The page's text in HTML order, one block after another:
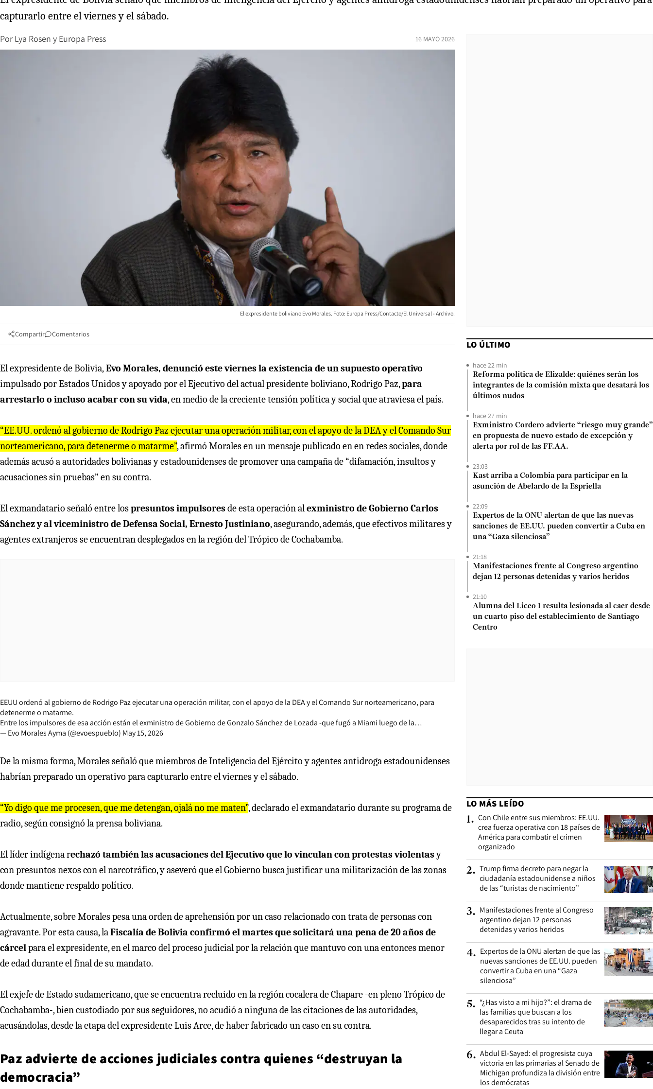
capturarlo entre el viernes y el sábado.
Por Lya Rosen y Europa Press 16 MAYO 2026
El expresidente boliviano Evo Morales. Foto: Europa Press/Contacto/El Universal - Archivo.
Compartir Comentarios
El expresidente de Bolivia,Evo Morales, denunció este viernes la existencia de un supuesto operativo
impulsado por Estados Unidos y apoyado por el Ejecutivo del actual presidente boliviano, Rodrigo Paz,para
arrestarlo o incluso acabar con su vida, en medio de la creciente tensión política y social que atraviesa el país.
“EE.UU. ordenó al gobierno de Rodrigo Paz ejecutar una operación militar, con el apoyo de la DEA y el Comando Sur
norteamericano, para detenerme o matarme”, afirmó Morales en un mensaje publicado en en redes sociales, donde
además acusó a autoridades bolivianas y estadounidenses de promover una campaña de “difamación, insultos y
acusaciones sin pruebas” en su contra.
El exmandatario señaló entre lospresuntos impulsoresde esta operación alexministro de Gobierno Carlos
Sánchez y al viceministro de Defensa Social, Ernesto Justiniano, asegurando, además, que efectivos militares y
agentes extranjeros se encuentran desplegados en la región del Trópico de Cochabamba.
EEUU ordenó al gobierno de Rodrigo Paz ejecutar una operación militar, con el apoyo de la DEA y el Comando Sur norteamericano, para
detenerme o matarme.
Entre los impulsores de esa acción están el exministro de Gobierno de Gonzalo Sánchez de Lozada -que fugó a Miami luego de la…
— Evo Morales Ayma (@evoespueblo) May 15, 2026
De la misma forma, Morales señaló que miembros de Inteligencia del Ejército y agentes antidroga estadounidenses
habrían preparado un operativo para capturarlo entre el viernes y el sábado.
“Yo digo que me procesen, que me detengan, ojalá no me maten”, declarado el exmandatario durante su programa de
radio, según consignó la prensa boliviana.
El líder indígena rechazó también las acusaciones del Ejecutivo que lo vinculan con protestas violentasy
con presuntos nexos con el narcotráfico, y aseveró que el Gobierno busca justificar una militarización de las zonas
donde mantiene respaldo político.
Actualmente, sobre Morales pesa una orden de aprehensión por un caso relacionado con trata de personas con
agravante. Por esta causa, laFiscalía de Bolivia confirmó el martes que solicitará una pena de 20 años de
cárcelpara el expresidente, en el marco del proceso judicial por la relación que mantuvo con una entonces menor
de edad durante el final de su mandato.
El exjefe de Estado sudamericano, que se encuentra recluido en la región cocalera de Chapare -en pleno Trópico de
Cochabamba-, bien custodiado por sus seguidores, no acudió a ninguna de las citaciones de las autoridades,
acusándolas, desde la etapa del expresidente Luis Arce, de haber fabricado un caso en su contra.
Paz advierte de acciones judiciales contra quienes “destruyan la
democracia”
LO ÚLTIMO
hace 22 min
Reforma política de Elizalde: quiénes serán los
integrantes de la comisión mixta que desatará los
últimos nudos
hace 27 min
Exministro Cordero advierte “riesgo muy grande”
en propuesta de nuevo estado de excepción y
alerta por rol de las FF.AA.
23:03
Kast arriba a Colombia para participar en la
asunción de Abelardo de la Espriella
22:09
Expertos de la ONU alertan de que las nuevas
sanciones de EE.UU. pueden convertir a Cuba en
una “Gaza silenciosa”
21:18
Manifestaciones frente al Congreso argentino
dejan 12 personas detenidas y varios heridos
21:10
Alumna del Liceo 1 resulta lesionada al caer desde
un cuarto piso del establecimiento de Santiago
Centro
LO MÁS LEÍDO
1. Con Chile entre sus miembros: EE.UU.
crea fuerza operativa con 18 países de
América para combatir el crimen
organizado
2. Trump firma decreto para negar la
ciudadanía estadounidense a niños
de las “turistas de nacimiento”
3. Manifestaciones frente al Congreso
argentino dejan 12 personas
detenidas y varios heridos
4. Expertos de la ONU alertan de que las
nuevas sanciones de EE.UU. pueden
convertir a Cuba en una “Gaza
silenciosa”
5. “¿Has visto a mi hijo?”: el drama de
las familias que buscan a los
desaparecidos tras su intento de
llegar a Ceuta
6. Abdul El-Sayed: el progresista cuya
victoria en las primarias al Senado de
Michigan profundiza la división entre
los demócratas